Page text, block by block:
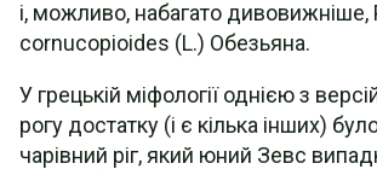
і, можливо, набагато
cornucopioides (L.) Обезьяна.
У грецькій міфології однією з
рогу достатку (і є кілька інших)
чарівний ріг, який юний Зевс